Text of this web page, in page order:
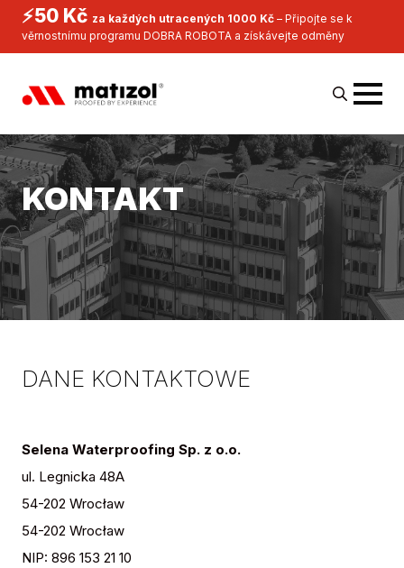
⚡50 Kč za každých utracených 1000 Kč – Připojte se k
věrnostnímu programu DOBRA ROBOTA a získávejte odměny
for:
KONTAKT
DANE KONTAKTOWE
Selena Waterproofing Sp. z o.o.
ul. Legnicka 48A
54-202 Wrocław
54-202 Wrocław
NIP: 896 153 21 10